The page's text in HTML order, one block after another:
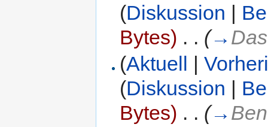
(Diskussion |
Bytes) . . (→
(Aktuell |
(Diskussion |
Bytes) . . (→